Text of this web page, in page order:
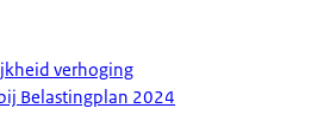
verhoging
Belastingplan 2024